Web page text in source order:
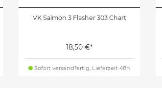
VK Salmon 3 Flasher 303 Chart
18,50 €*
Sofort versandfertig, Lieferzeit 48h